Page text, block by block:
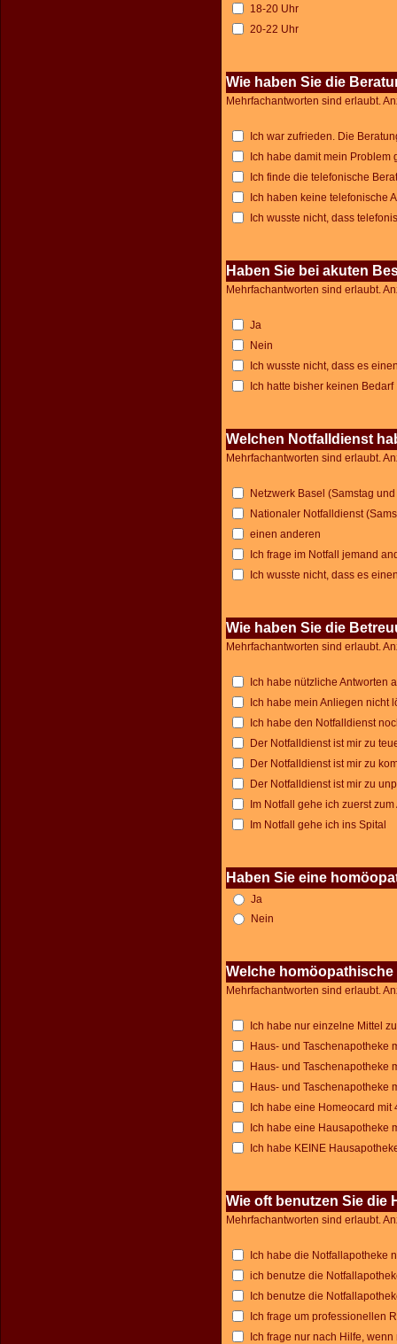
18-20 Uhr
20-22 Uhr
Wie haben Sie die
Mehrfachantworten sind erlaubt.
Ich war zufrieden. Die
Ich habe damit mein Problem
Ich finde die telefonische
Ich haben keine telefonische
Ich wusste nicht, dass
Haben Sie bei akuten
Mehrfachantworten sind erlaubt.
Ja
Nein
Ich wusste nicht, dass es
Ich hatte bisher keinen Bedarf
Welchen Notfalldienst
Mehrfachantworten sind erlaubt.
Netzwerk Basel (Samstag
Nationaler Notfalldienst
einen anderen
Ich frage im Notfall jemand
Ich wusste nicht, dass es
Wie haben Sie die
Mehrfachantworten sind erlaubt.
Ich habe nützliche Antworten
Ich habe mein Anliegen nicht
Ich habe den Notfalldienst
Der Notfalldienst ist mir zu
Der Notfalldienst ist mir zu
Der Notfalldienst ist mir zu
Im Notfall gehe ich zuerst zum
Im Notfall gehe ich ins Spital
Haben Sie eine
Ja
Nein
Welche
Mehrfachantworten sind erlaubt.
Ich habe nur einzelne Mittel
Haus- und Taschenapotheke
Haus- und Taschenapotheke
Haus- und Taschenapotheke
Ich habe eine Homeocard mit
Ich habe eine Hausapotheke
Ich habe KEINE
Wie oft benutzen Sie die
Mehrfachantworten sind erlaubt.
Ich habe die Notfallapotheke
ich benutze die
Ich benutze die
Ich frage um professionellen
Ich frage nur nach Hilfe,